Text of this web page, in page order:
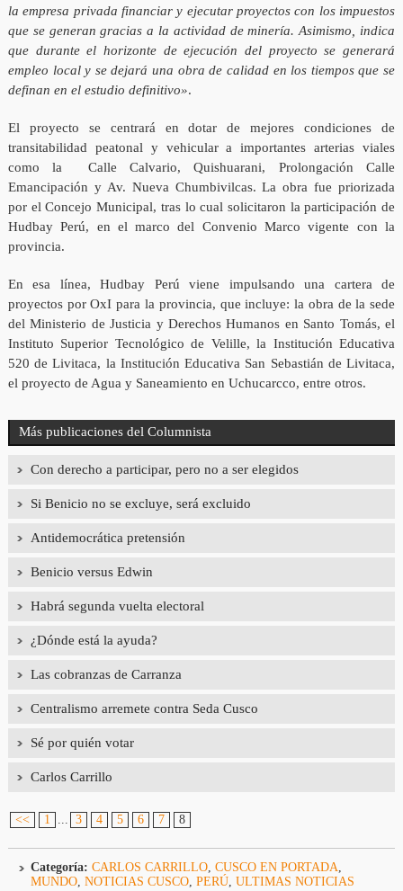
la empresa privada financiar y ejecutar proyectos con los impuestos
que se generan gracias a la actividad de minería. Asimismo, indica
que durante el horizonte de ejecución del proyecto se generará
empleo local y se dejará una obra de calidad en los tiempos que se
definan en el estudio definitivo».
El proyecto se centrará en dotar de mejores condiciones de
transitabilidad peatonal y vehicular a importantes arterias viales
como la Calle Calvario, Quishuarani, Prolongación Calle
Emancipación y Av. Nueva Chumbivilcas. La obra fue priorizada
por el Concejo Municipal, tras lo cual solicitaron la participación de
Hudbay Perú, en el marco del Convenio Marco vigente con la
provincia.
En esa línea, Hudbay Perú viene impulsando una cartera de
proyectos por OxI para la provincia, que incluye: la obra de la sede
del Ministerio de Justicia y Derechos Humanos en Santo Tomás, el
Instituto Superior Tecnológico de Velille, la Institución Educativa
520 de Livitaca, la Institución Educativa San Sebastián de Livitaca,
el proyecto de Agua y Saneamiento en Uchucarcco, entre otros.
Más publicaciones del Columnista
Con derecho a participar, pero no a ser elegidos
Si Benicio no se excluye, será excluido
Antidemocrática pretensión
Benicio versus Edwin
Habrá segunda vuelta electoral
¿Dónde está la ayuda?
Las cobranzas de Carranza
Centralismo arremete contra Seda Cusco
Sé por quién votar
Carlos Carrillo
<< 1 ... 3 4 5 6 7 8
Categoría: CARLOS CARRILLO, CUSCO EN PORTADA,
MUNDO, NOTICIAS CUSCO, PERÚ, ULTIMAS NOTICIAS